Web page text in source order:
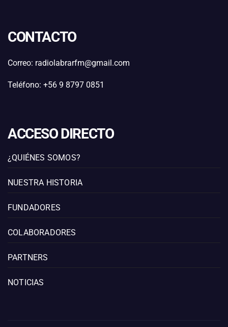
CONTACTO
Correo: radiolabrarfm@gmail.com
Teléfono: +56 9 8797 0851
ACCESO DIRECTO
¿QUIÉNES SOMOS?
NUESTRA HISTORIA
FUNDADORES
COLABORADORES
PARTNERS
NOTICIAS